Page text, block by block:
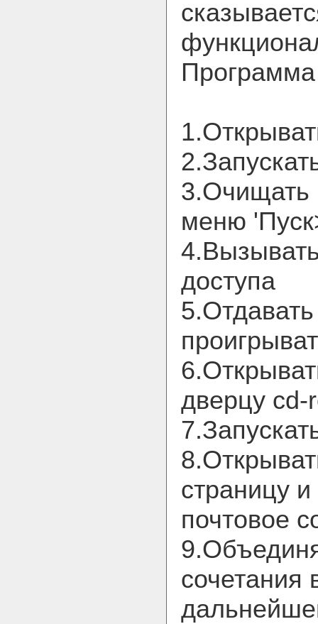
3.Очищать
меню
доступа
дверцу cd-
страницу
почтовое
сочетания